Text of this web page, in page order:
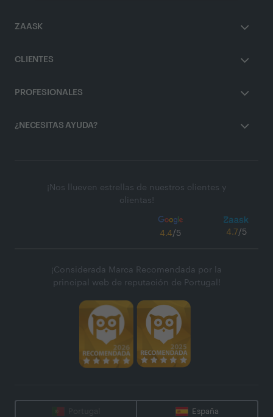
ZAASK
CLIENTES
PROFESIONALES
¿NECESITAS AYUDA?
¡Nos llueven estrellas de nuestros clientes y
clientas!
4.4/5 4.7/5
¡Considerada Marca Recomendada por la
principal web de reputación de Portugal!
Portugal España